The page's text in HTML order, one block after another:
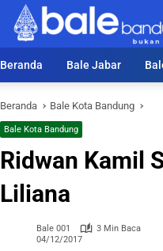
Beranda Bale Jabar
Beranda Bale Kota Bandung
Bale Kota Bandung
Ridwan Kamil
Liliana
Bale 001
3 Min Baca
04/12/2017